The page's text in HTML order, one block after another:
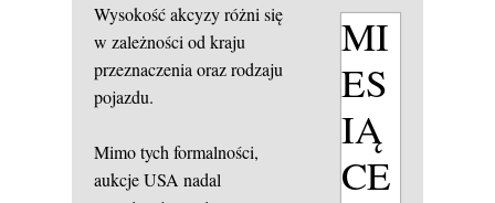
Wysokość akcyzy różni się
w zależności od kraju
przeznaczenia oraz rodzaju
pojazdu.
Mimo tych formalności,
aukcje USA nadal
MI
ES
IĄ
CE